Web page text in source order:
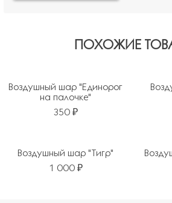
ПОХОЖИЕ
Воздушный шар "Единорог
на палочке"
350 ₽
Воздушный шар "Тигр"
1 000 ₽